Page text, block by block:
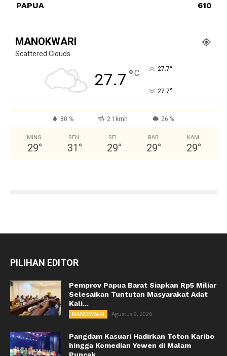
PAPUA
610
MANOKWARI
Scattered Clouds
27.7 °C 27.7°
27.7°
80 % 2.1kmh 26 %
MING
29°
SEN
31 °
SEL
29°
RAB
29°
KAM
29°
PILIHAN EDITOR
Pemprov Papua Barat Siapkan Rp5 Miliar
Selesaikan Tuntutan Masyarakat Adat
Kali...
MANOKWARI Agustus 9, 2026
Pangdam Kasuari Hadirkan Toton Karibo
hingga Komedian Yewen di Malam